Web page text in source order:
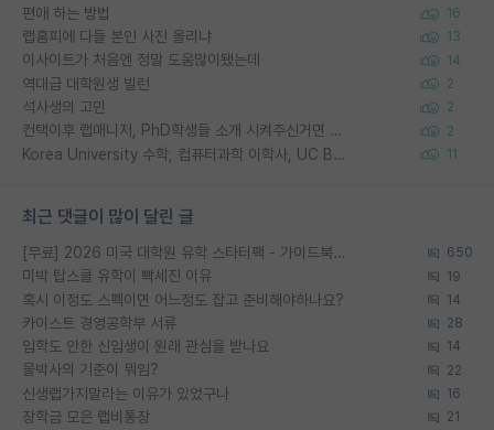
편애 하는 방법 16
랩홈피에 다들 본인 사진 올리냐 13
이사이트가 처음엔 정말 도움많이됐는데 14
역대급 대학원생 빌런 2
석사생의 고민 2
컨택이후 랩매니저, PhD학생들 소개 시켜주신거면 거의 컨펌에 가깝나요? 2
Korea University 수학, 컴퓨터과학 이학사, UC Berkeley 산업공학 대학원 공학박사가 되는 것은 쉽지 않겠죠? 11
최근 댓글이 많이 달린 글
[무료] 2026 미국 대학원 유학 스타터팩 - 가이드북 & 합격자 컨택메일 템플릿 650
미박 탑스쿨 유학이 빡세진 이유 19
혹시 이정도 스펙이면 어느정도 잡고 준비해야하나요? 14
카이스트 경영공학부 서류 28
입학도 안한 신입생이 원래 관심을 받나요 14
물박사의 기준이 뭐임? 22
신생랩가지말라는 이유가 있었구나 16
장학금 모은 랩비통장 21